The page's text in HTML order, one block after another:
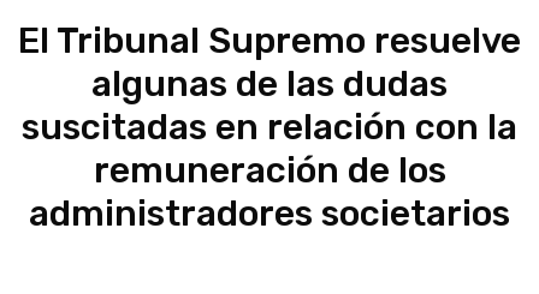
El Tribunal Supremo resuelve
algunas de las dudas
suscitadas en relación con la
remuneración de los
administradores societarios